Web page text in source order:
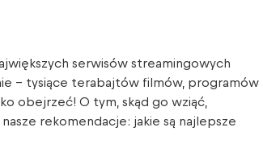
serwisów streamingowych
– tysiące terabajtów filmów, programów
obejrzeć! O tym, skąd go wziąć,
rekomendacje: jakie są najlepsze